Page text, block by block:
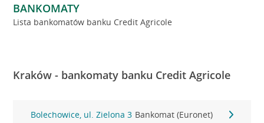
BANKOMATY
Lista bankomatów banku Credit Agricole
Kraków - bankomaty banku Credit Agricole
Bolechowice, ul. Zielona 3 Bankomat (Euronet)